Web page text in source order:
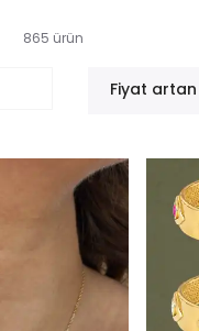
865 ürün
Fiyat artan